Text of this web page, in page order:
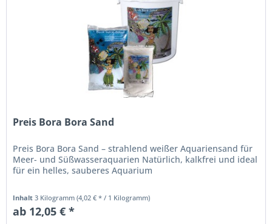
Preis Bora Bora Sand
Preis Bora Bora Sand – strahlend weißer Aquariensand für
Meer- und Süßwasseraquarien Natürlich, kalkfrei und ideal
für ein helles, sauberes Aquarium
Inhalt3 Kilogramm(4,02 € * / 1 Kilogramm)
ab 12,05 € *